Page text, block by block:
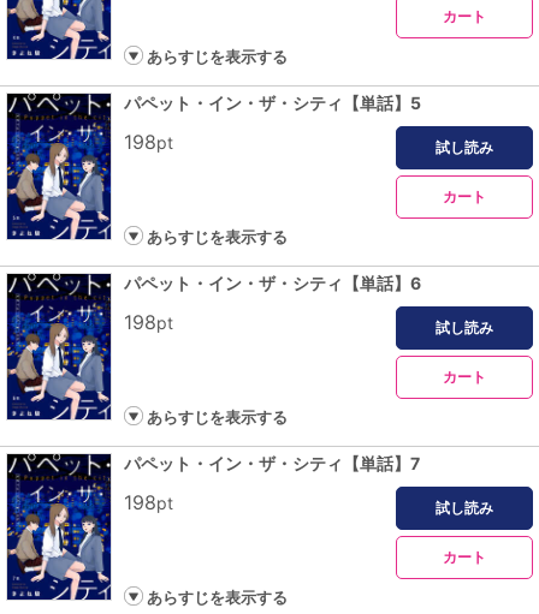
カート
あらすじを表示する
パペット・イン・ザ・シティ【単話】5
198pt 試し読み
カート
あらすじを表示する
パペット・イン・ザ・シティ【単話】6
198pt 試し読み
カート
あらすじを表示する
パペット・イン・ザ・シティ【単話】7
198pt 試し読み
カート
あらすじを表示する